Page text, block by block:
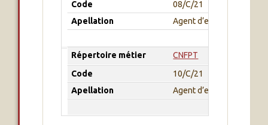
Code
08/C/21
Apellation
Agent d’entretien des
Répertoire métier
CNFPT
Code
10/C/21
Apellation
Agent d’entretien des